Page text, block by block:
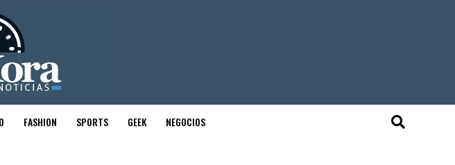
FASHION SPORTS GEEK NEGOCIOS